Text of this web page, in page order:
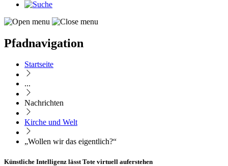
Pfadnavigation
Startseite
...
Nachrichten
Kirche und Welt
„Wollen wir das eigentlich?“
Künstliche Intelligenz lässt Tote virtuell auferstehen